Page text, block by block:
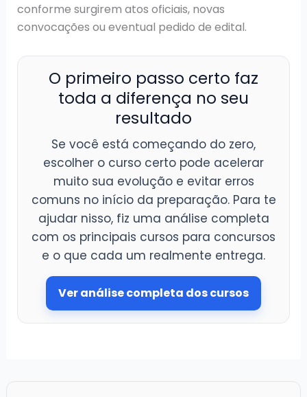
conforme surgirem atos oficiais, novas
convocações ou eventual pedido de edital.
O primeiro passo certo faz
toda a diferença no seu
resultado
Se você está começando do zero,
escolher o curso certo pode acelerar
muito sua evolução e evitar erros
comuns no início da preparação. Para te
ajudar nisso, fiz uma análise completa
com os principais cursos para concursos
e o que cada um realmente entrega.
Ver análise completa dos cursos